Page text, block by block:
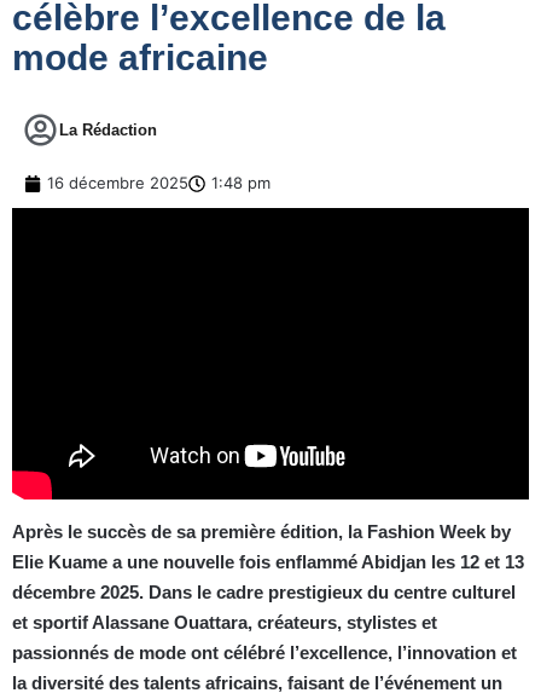
célèbre l’excellence de la
mode africaine
La Rédaction
16 décembre 2025 1:48 pm
Après le succès de sa première édition, la Fashion Week by
Elie Kuame a une nouvelle fois enflammé Abidjan les 12 et 13
décembre 2025. Dans le cadre prestigieux du centre culturel
et sportif Alassane Ouattara, créateurs, stylistes et
passionnés de mode ont célébré l’excellence, l’innovation et
la diversité des talents africains, faisant de l’événement un